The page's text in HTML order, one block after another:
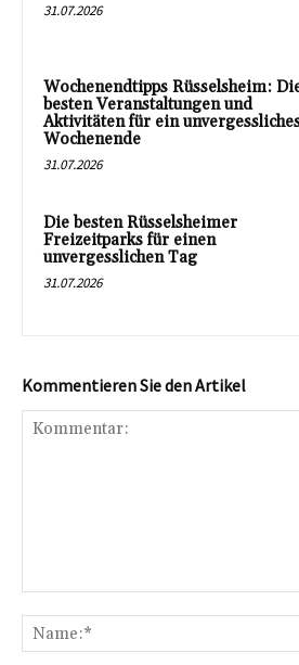
31.07.2026
Wochenendtipps Rüsselsheim:
besten Veranstaltungen und
Aktivitäten für ein
Wochenende
31.07.2026
Die besten Rüsselsheimer
Freizeitparks für einen
unvergesslichen Tag
31.07.2026
Kommentieren Sie den Artikel